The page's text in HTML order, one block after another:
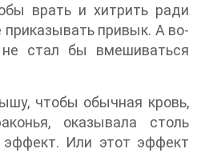
врать и хитрить ради
приказывать привык. А во-
не стал бы вмешиваться
чтобы обычная кровь,
оказывала столь
Или этот эффект